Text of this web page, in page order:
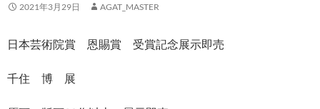
2021年3月29日 AGAT_MASTER
日本芸術院賞 恩賜賞 受賞記念展示即売
千住 博 展